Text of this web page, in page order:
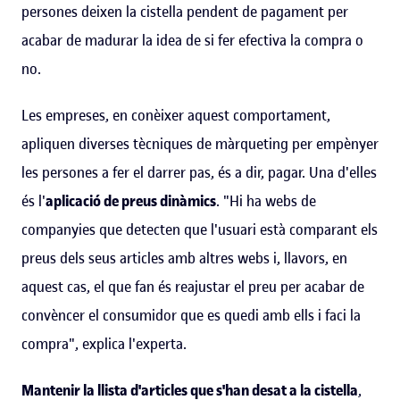
persones deixen la cistella pendent de pagament per
acabar de madurar la idea de si fer efectiva la compra o
no.
Les empreses, en conèixer aquest comportament,
apliquen diverses tècniques de màrqueting per empènyer
les persones a fer el darrer pas, és a dir, pagar. Una d'elles
és l'aplicació de preus dinàmics. "Hi ha webs de
companyies que detecten que l'usuari està comparant els
preus dels seus articles amb altres webs i, llavors, en
aquest cas, el que fan és reajustar el preu per acabar de
convèncer el consumidor que es quedi amb ells i faci la
compra", explica l'experta.
Mantenir la llista d'articles que s'han desat a la cistella,